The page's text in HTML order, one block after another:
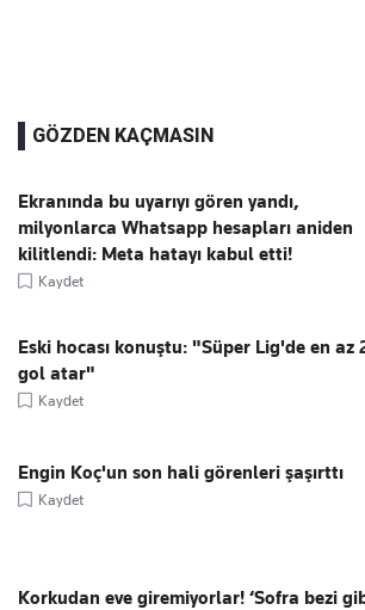
GÖZDEN KAÇMASIN
Ekranında bu uyarıyı gören yandı,
milyonlarca Whatsapp hesapları aniden
kilitlendi: Meta hatayı kabul etti!
Kaydet
Eski hocası konuştu: "Süper Lig'de en az
gol atar"
Kaydet
Engin Koç'un son hali görenleri şaşırttı
Kaydet
Korkudan eve giremiyorlar! ‘Sofra bezi